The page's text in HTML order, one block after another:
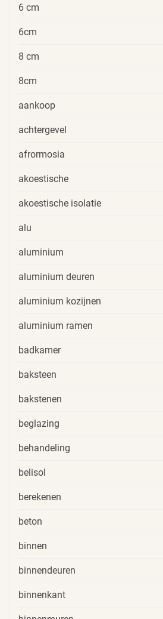
6 cm
6cm
8 cm
8cm
aankoop
achtergevel
afrormosia
akoestische
akoestische isolatie
alu
aluminium
aluminium deuren
aluminium kozijnen
aluminium ramen
badkamer
baksteen
bakstenen
beglazing
behandeling
belisol
berekenen
beton
binnen
binnendeuren
binnenkant